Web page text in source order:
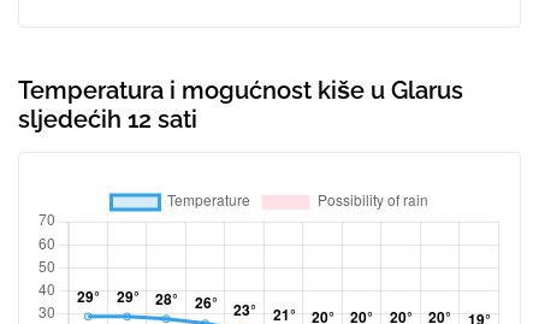
Temperatura i mogućnost kiše u Glarus
sljedećih 12 sati